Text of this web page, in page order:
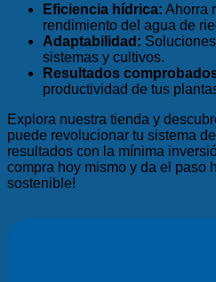
Eficiencia hídrica: Ahorra
rendimiento del agua de
Adaptabilidad:
sistemas y cultivos.
Resultados
productividad de tus
Explora nuestra tienda y
puede revolucionar tu sistema
resultados con la mínima
compra hoy mismo y da el paso
sostenible!